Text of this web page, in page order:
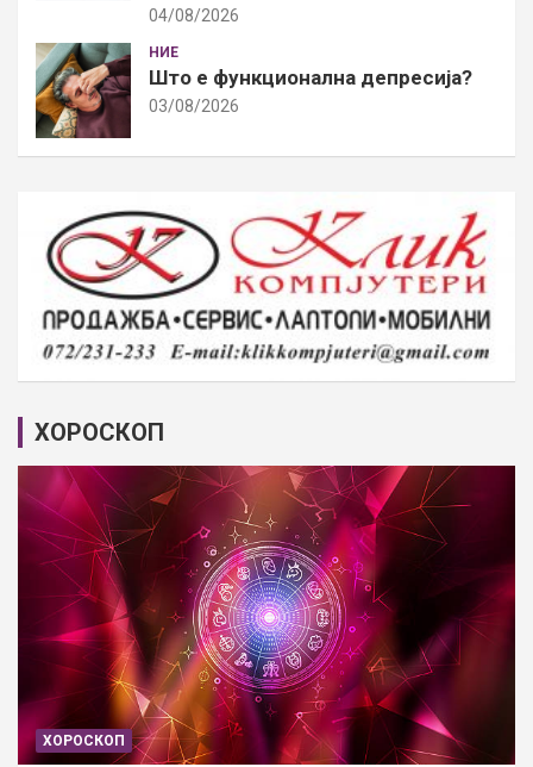
04/08/2026
НИЕ
Што е функционална депресија?
03/08/2026
ХОРОСКОП
ХОРОСКОП